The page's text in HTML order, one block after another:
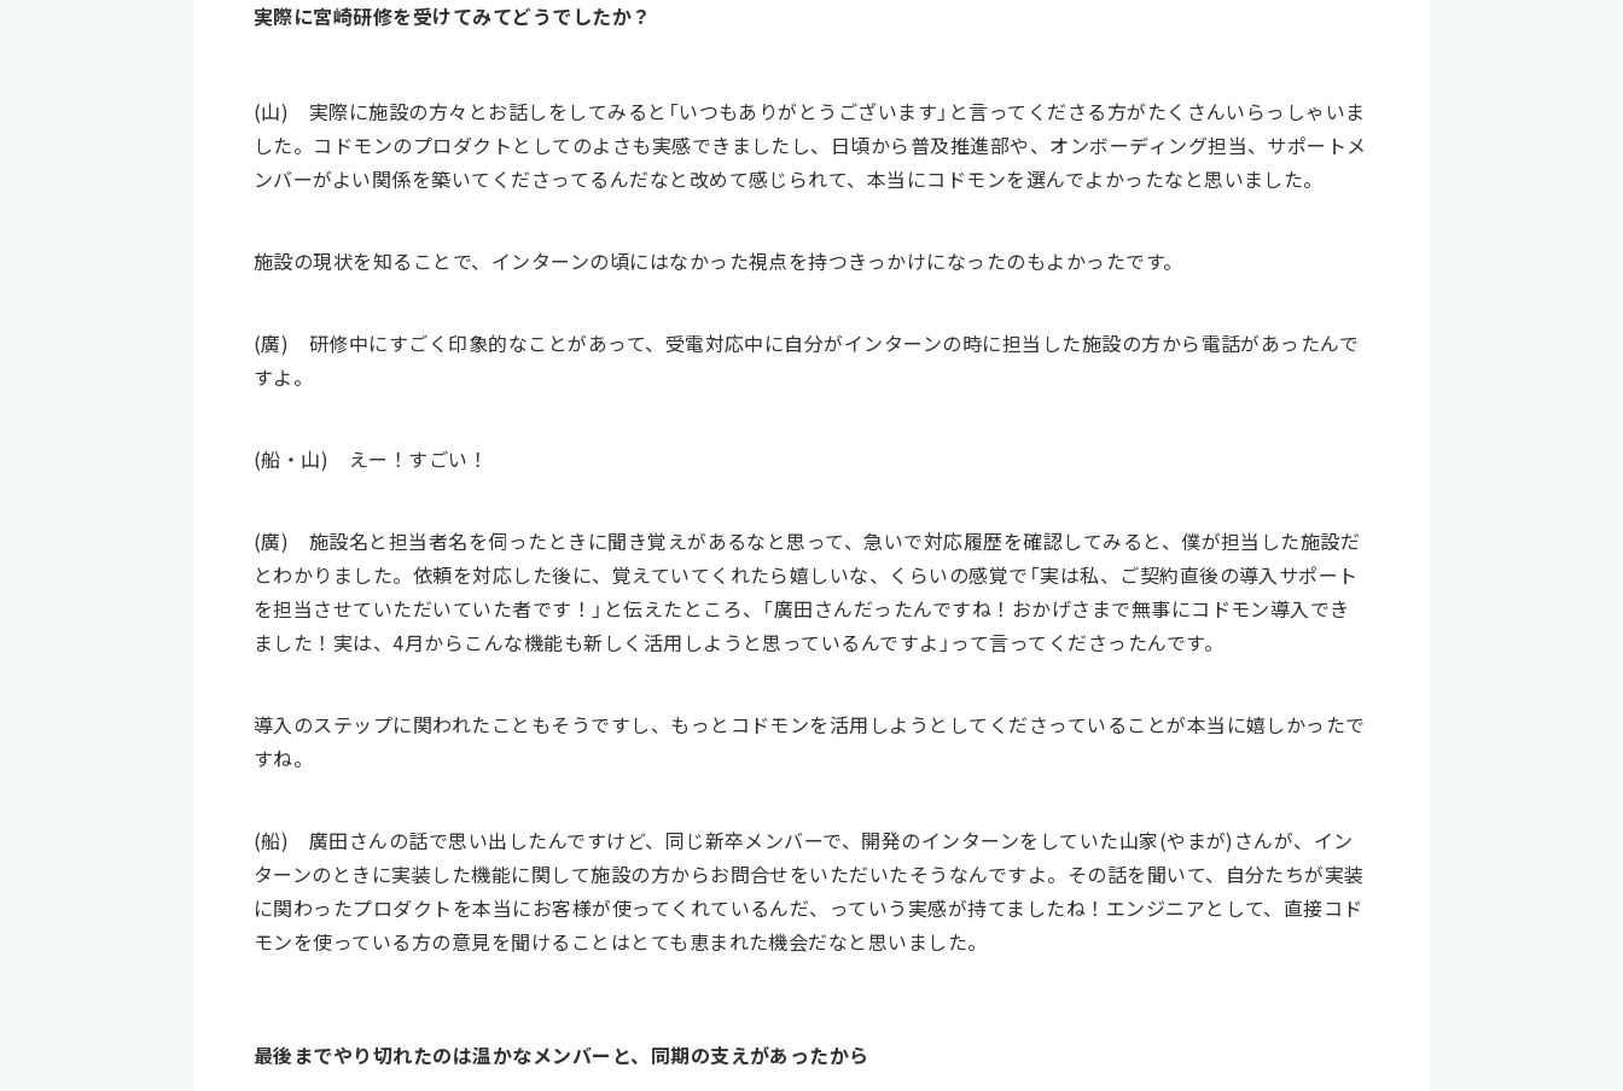
実際に宮崎研修を受けてみてどうでしたか？
(山)
実際に施設の方々とお話しをしてみると「いつもありがとうございます」と言ってくださる方がたくさんいらっしゃいま
した。コドモンのプロダクトとしてのよさも実感できましたし、日頃から普及推進部や、オンボーディング担当、サポートメ
ンバーがよい関係を築いてくださってるんだなと改めて感じられて、本当にコドモンを選んでよかったなと思いました。
施設の現状を知ることで、インターンの頃にはなかった視点を持つきっかけになったのもよかったです。
(廣)
研修中にすごく印象的なことがあって、受電対応中に自分がインターンの時に担当した施設の方から電話があったんで
すよ。
(船・山) えー！すごい！
(廣)
施設名と担当者名を伺ったときに聞き覚えがあるなと思って、急いで対応履歴を確認してみると、僕が担当した施設だ
とわかりました。依頼を対応した後に、覚えていてくれたら嬉しいな、くらいの感覚で「実は私、ご契約直後の導入サポート
を担当させていただいていた者です！」と伝えたところ、「廣田さんだったんですね！おかげさまで無事にコドモン導入でき
ました！実は、4月からこんな機能も新しく活用しようと思っているんですよ」って言ってくださったんです。
導入のステップに関われたこともそうですし、もっとコドモンを活用しようとしてくださっていることが本当に嬉しかったで
すね。
(船)
廣田さんの話で思い出したんですけど、同じ新卒メンバーで、開発のインターンをしていた山家(やまが)さんが、イン
ターンのときに実装した機能に関して施設の方からお問合せをいただいたそうなんですよ。その話を聞いて、自分たちが実装
に関わったプロダクトを本当にお客様が使ってくれているんだ、っていう実感が持てましたね！エンジニアとして、直接コド
モンを使っている方の意見を聞けることはとても恵まれた機会だなと思いました。
最後までやり切れたのは温かなメンバーと、同期の支えがあったから